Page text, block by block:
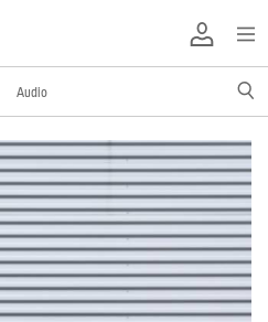
Audio